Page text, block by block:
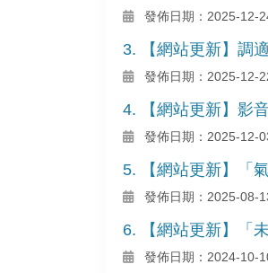
發佈日期：2025-12-
3. 【網站更新】調
發佈日期：2025-12-
4. 【網站更新】影
發佈日期：2025-12-
5. 【網站更新】「
發佈日期：2025-08-
6. 【網站更新】「
發佈日期：2024-10-